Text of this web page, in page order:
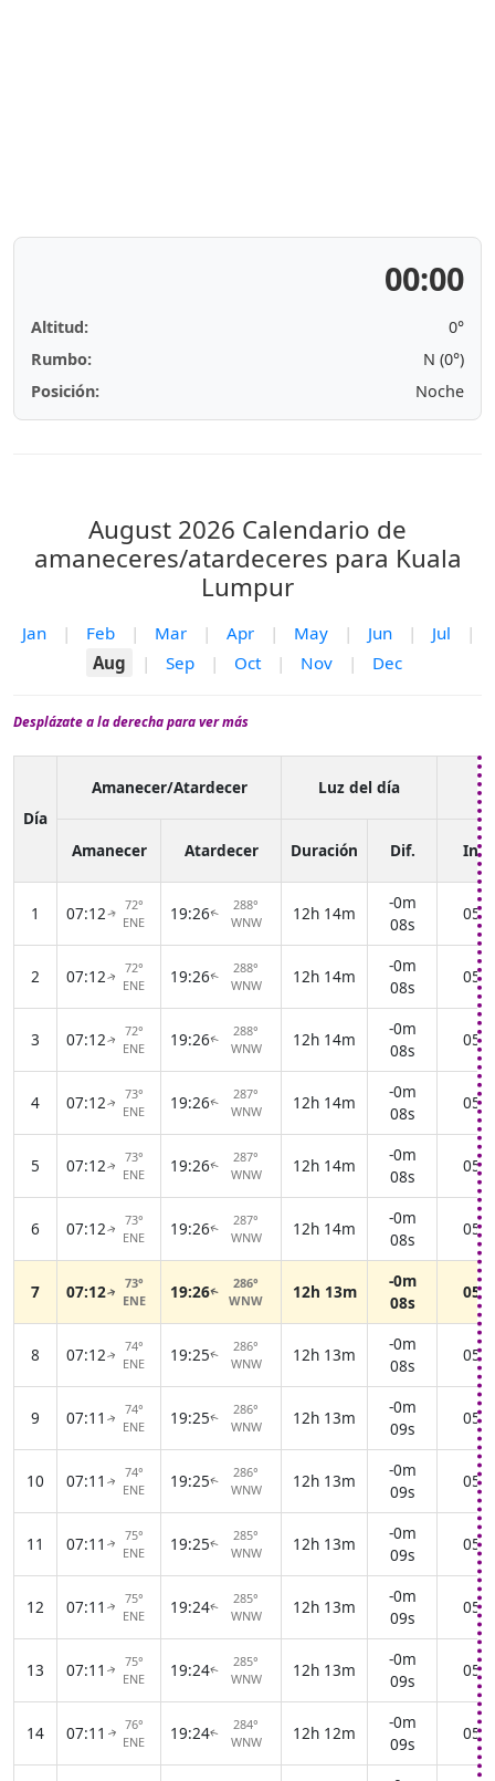
00:00
Altitud:
0°
Rumbo:
N (0°)
Posición:
Noche
August 2026 Calendario de
amaneceres/atardeceres para Kuala
Lumpur
Jan | Feb | Mar | Apr | May | Jun | Jul
|
Aug
| Sep | Oct | Nov | Dec
Desplázate a la derecha para ver más
Día
Amanecer/Atardecer Luz del día
Amanecer Atardecer Duración Dif.
1 07:12↑
72°
ENE
19:26↑
288°
WNW
12h 14m
-0m
08s
2 07:12↑
72°
ENE
19:26↑
288°
WNW
12h 14m
-0m
08s
3 07:12↑
72°
ENE
19:26↑
288°
WNW
12h 14m
-0m
08s
4 07:12↑
73°
ENE
19:26↑
287°
WNW
12h 14m
-0m
08s
5 07:12↑
73°
ENE
19:26↑
287°
WNW
12h 14m
-0m
08s
6 07:12↑
73°
ENE
19:26↑
287°
WNW
12h 14m
-0m
08s
7 07:12↑
73°
ENE
19:26↑
286°
WNW
12h 13m
-0m
08s
8 07:12↑
74°
ENE
19:25↑
286°
WNW
12h 13m
-0m
08s
9 07:11 ↑
74°
ENE
19:25↑
286°
WNW
12h 13m
-0m
09s
10 07:11 ↑
74°
ENE
19:25↑
286°
WNW
12h 13m
-0m
09s
11 07:11 ↑
75°
ENE
19:25↑
285°
WNW
12h 13m
-0m
09s
12 07:11 ↑
75°
ENE
19:24↑
285°
WNW
12h 13m
-0m
09s
13 07:11 ↑
75°
ENE
19:24↑
285°
WNW
12h 13m
-0m
09s
14 07:11 ↑
76°
ENE
19:24↑
284°
WNW
12h 12m
-0m
09s